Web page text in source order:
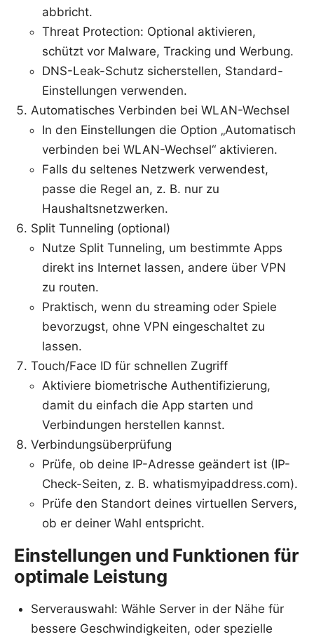
abbricht.
Threat Protection: Optional aktivieren,
schützt vor Malware, Tracking und Werbung.
DNS-Leak-Schutz sicherstellen, Standard-
Einstellungen verwenden.
Automatisches Verbinden bei WLAN-Wechsel
In den Einstellungen die Option „Automatisch
verbinden bei WLAN-Wechsel“ aktivieren.
Falls du seltenes Netzwerk verwendest,
passe die Regel an, z. B. nur zu
Haushaltsnetzwerken.
Split Tunneling (optional)
Nutze Split Tunneling, um bestimmte Apps
direkt ins Internet lassen, andere über VPN
zu routen.
Praktisch, wenn du streaming oder Spiele
bevorzugst, ohne VPN eingeschaltet zu
lassen.
Touch/Face ID für schnellen Zugriff
Aktiviere biometrische Authentifizierung,
damit du einfach die App starten und
Verbindungen herstellen kannst.
Verbindungsüberprüfung
Prüfe, ob deine IP-Adresse geändert ist (IP-
Check-Seiten, z. B. whatismyipaddress.com).
Prüfe den Standort deines virtuellen Servers,
ob er deiner Wahl entspricht.
Einstellungen und Funktionen für
optimale Leistung
Serverauswahl: Wähle Server in der Nähe für
bessere Geschwindigkeiten, oder spezielle